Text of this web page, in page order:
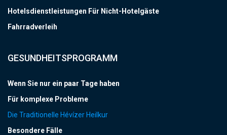
Hotelsdienstleistungen Für Nicht-Hotelgäste
Fahrradverleih
GESUNDHEITSPROGRAMM
Wenn Sie nur ein paar Tage haben
Für komplexe Probleme
Die Traditionelle Hévízer Heilkur
Besondere Fälle